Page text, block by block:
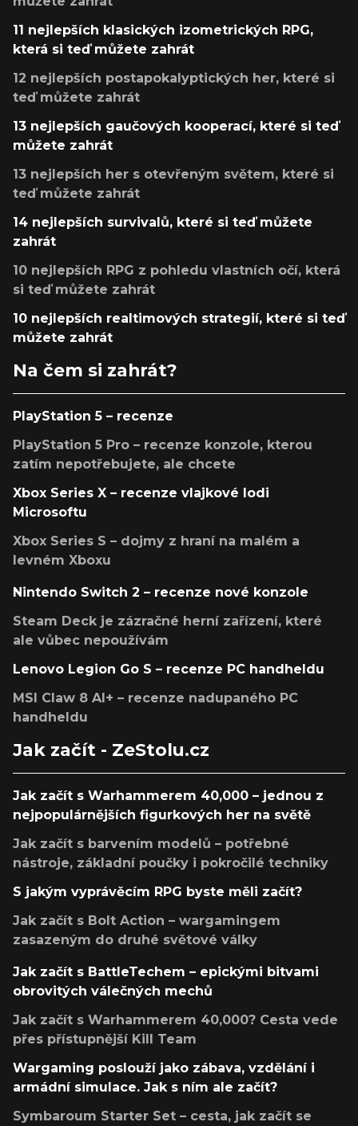
11 nejlepších klasických izometrických RPG,
která si teď můžete zahrát
12 nejlepších postapokalyptických her, které si
teď můžete zahrát
13 nejlepších gaučových kooperací, které si teď
můžete zahrát
13 nejlepších her s otevřeným světem, které si
teď můžete zahrát
14 nejlepších survivalů, které si teď můžete
zahrát
10 nejlepších RPG z pohledu vlastních očí, která
si teď můžete zahrát
10 nejlepších realtimových strategií, které si teď
můžete zahrát
Na čem si zahrát?
PlayStation 5 – recenze
PlayStation 5 Pro – recenze konzole, kterou
zatím nepotřebujete, ale chcete
Xbox Series X – recenze vlajkové lodi
Microsoftu
Xbox Series S – dojmy z hraní na malém a
levném Xboxu
Nintendo Switch 2 – recenze nové konzole
Steam Deck je zázračné herní zařízení, které
ale vůbec nepoužívám
Lenovo Legion Go S – recenze PC handheldu
MSI Claw 8 AI+ – recenze nadupaného PC
handheldu
Jak začít - ZeStolu.cz
Jak začít s Warhammerem 40,000 – jednou z
nejpopulárnějších figurkových her na světě
Jak začít s barvením modelů – potřebné
nástroje, základní poučky i pokročilé techniky
S jakým vyprávěcím RPG byste měli začít?
Jak začít s Bolt Action – wargamingem
zasazeným do druhé světové války
Jak začít s BattleTechem – epickými bitvami
obrovitých válečných mechů
Jak začít s Warhammerem 40,000? Cesta vede
přes přístupnější Kill Team
Wargaming poslouží jako zábava, vzdělání i
armádní simulace. Jak s ním ale začít?
Symbaroum Starter Set – cesta, jak začít se